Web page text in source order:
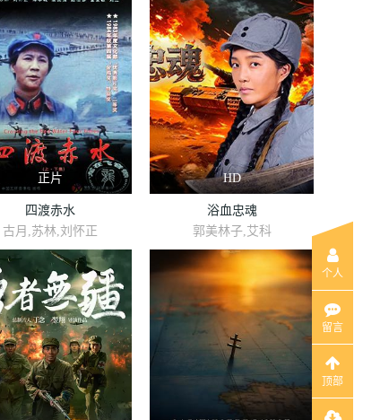
正片
四渡赤水
古月,苏林,刘怀正
HD
浴血忠魂
郭美林子,艾科
个人
留言
顶部